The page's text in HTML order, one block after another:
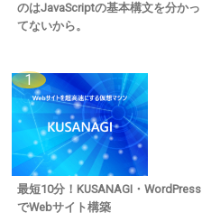
のはJavaScriptの基本構文を分かっ
てないから。
最短10分！KUSANAGI・WordPress
でWebサイト構築